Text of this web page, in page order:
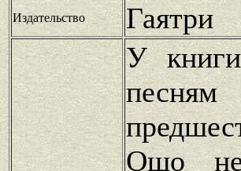
Издательство Гаятри
У
Ошо не